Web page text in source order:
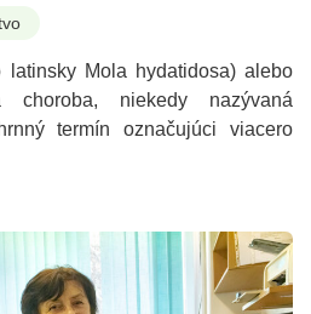
latinsky Mola hydatidosa) alebo
choroba, niekedy nazývaná
termín označujúci viacero